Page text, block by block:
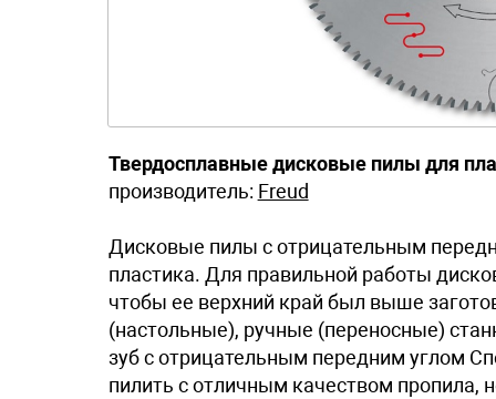
Твердосплавные дисковые пилы для
производитель: Freud
Дисковые пилы с отрицательным
пластика. Для правильной работы
чтобы ее верхний край был выше
(настольные), ручные (переносные)
зуб с отрицательным передним углом
пилить с отличным качеством пропила,